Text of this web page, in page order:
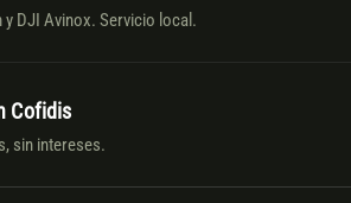
y DJI Avinox. Servicio local.
Cofidis
sin intereses.